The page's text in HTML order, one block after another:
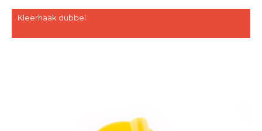
Kleerhaak dubbel